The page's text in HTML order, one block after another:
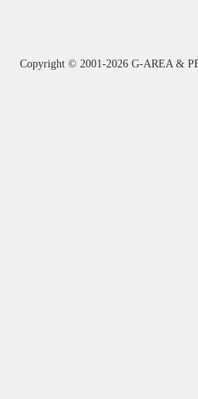
Copyright © 2001-2026 G-AREA &